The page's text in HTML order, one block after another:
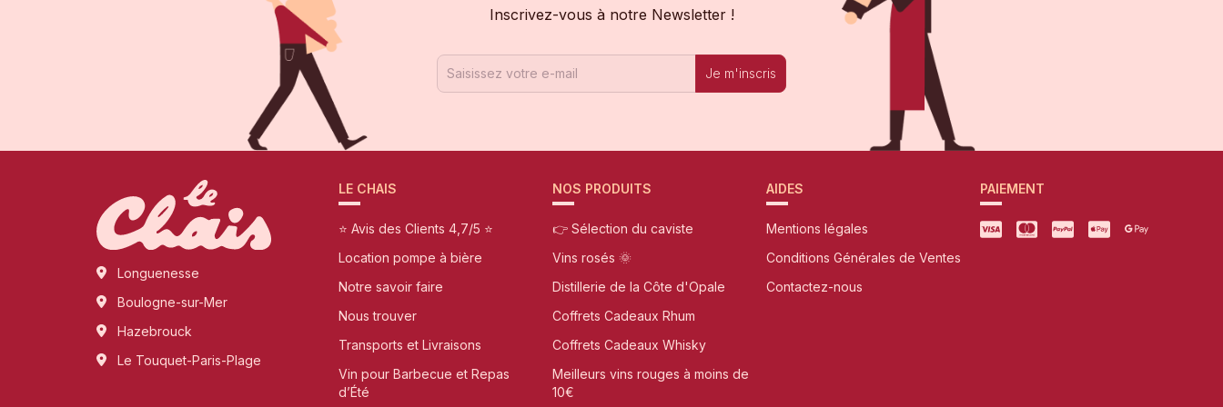
Inscrivez-vous à notre Newsletter !
Je m'inscris
Longuenesse
Boulogne-sur-Mer
Hazebrouck
Le Touquet-Paris-Plage
LE CHAIS
⭐ Avis des Clients 4,7/5 ⭐
Location pompe à bière
Notre savoir faire
Nous trouver
Transports et Livraisons
Vin pour Barbecue et Repas
d’Été
NOS PRODUITS
👉 Sélection du caviste
Vins rosés 🌞
Distillerie de la Côte d'Opale
Coffrets Cadeaux Rhum
Coffrets Cadeaux Whisky
Meilleurs vins rouges à moins de
10€
AIDES
Mentions légales
Conditions Générales de Ventes
Contactez-nous
PAIEMENT